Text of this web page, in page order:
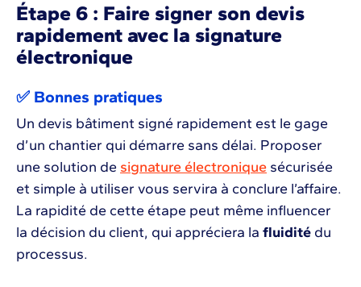
Étape 6 : Faire signer son devis
rapidement avec la signature
électronique
✅ Bonnes pratiques
Un devis bâtiment signé rapidement est le gage
d’un chantier qui démarre sans délai. Proposer
une solution de signature électronique sécurisée
et simple à utiliser vous servira à conclure l’affaire.
La rapidité de cette étape peut même influencer
la décision du client, qui appréciera la fluidité du
processus.